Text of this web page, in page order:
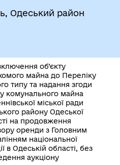
Одеський район
об’єкту
майна до Переліку
типу та надання згоди
комунального майна
міської ради
району Одеської
на продовження
оренди з Головним
національної
в Одеській області, без
аукціону